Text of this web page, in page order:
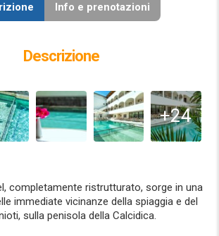
Info e prenotazioni
Descrizione
+24
completamente ristrutturato, sorge in una
immediate vicinanze della spiaggia e del
sulla penisola della Calcidica.